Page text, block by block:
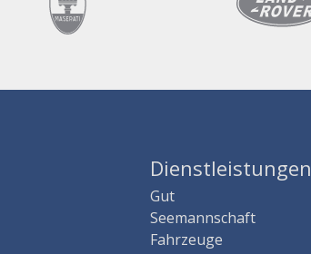
Dienstleistungen
Gut
Seemannschaft
Fahrzeuge